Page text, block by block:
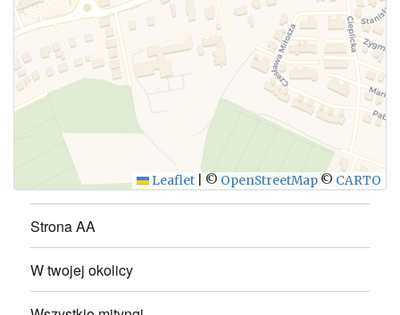
WYŚLIJ
Leaflet © OpenStreetMap © CARTO
Strona AA
W twojej okolicy